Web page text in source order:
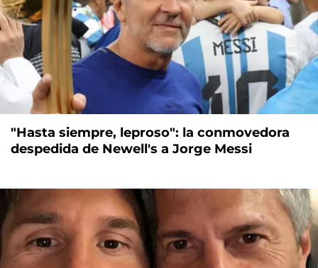
"Hasta siempre, leproso": la conmovedora
despedida de Newell's a Jorge Messi